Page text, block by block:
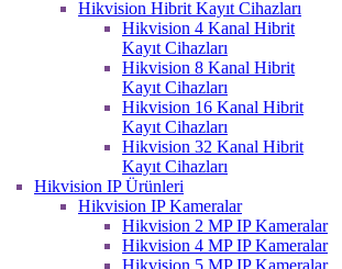
Hikvision Hibrit Kayıt Cihazları
Hikvision 4 Kanal Hibrit
Kayıt Cihazları
Hikvision 8 Kanal Hibrit
Kayıt Cihazları
Hikvision 16 Kanal Hibrit
Kayıt Cihazları
Hikvision 32 Kanal Hibrit
Kayıt Cihazları
Hikvision IP Ürünleri
Hikvision IP Kameralar
Hikvision 2 MP IP Kameralar
Hikvision 4 MP IP Kameralar
Hikvision 5 MP IP Kameralar